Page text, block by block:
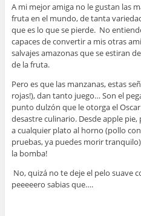
A mi mejor amiga no le gustan las
fruta en el mundo, de tanta
que es lo que se pierde. No
capaces de convertir a mis otras
salvajes amazonas que se estiran
de la fruta.
Pero es que las manzanas, estas
rojas!), dan tanto juego… Son el
punto dulzón que le otorga el
desastre culinario. Desde apple
a cualquier plato al horno (pollo
pruebas, ya puedes morir
la bomba!
No, quizá no te deje el pelo suave
peeeeero sabias que….